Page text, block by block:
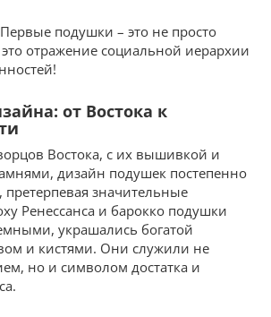
подушки – это не просто
отражение социальной иерархии
от Востока к
Востока, с их вышивкой и
дизайн подушек постепенно
значительные
Ренессанса и барокко подушки
украшались богатой
и кистями. Они служили не
но и символом достатка и